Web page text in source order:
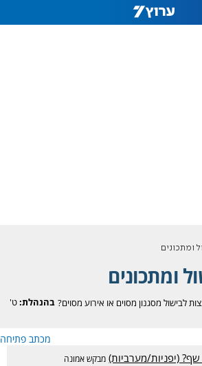
ומתכונים
ומתכונים
בהנהלת:ט'
לבישול מסגנון מסוים או אירוע מסוים?
מכתב פתיחה
(יפניות/מערביות) מבקש אמונה